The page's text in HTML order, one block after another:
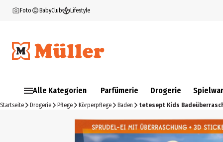
Foto BabyClub Lifestyle
Alle Kategorien Parfümerie Drogerie
Startseite Drogerie Pflege Körperpflege Baden tetesept Kids